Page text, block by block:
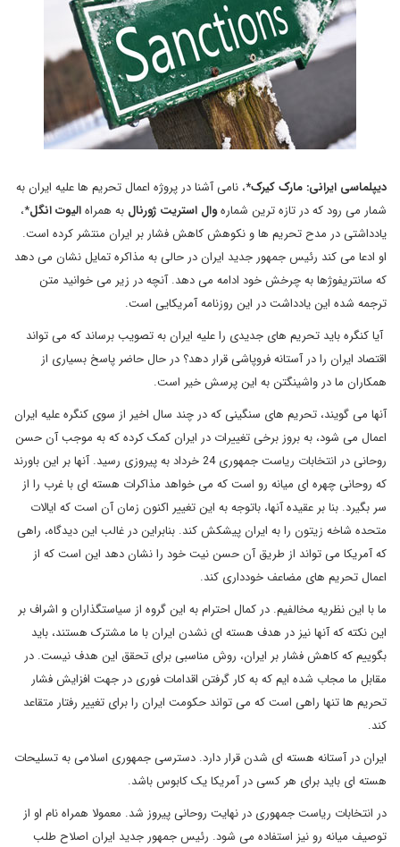
دیپلماسی ایرانی: مارک کیرک*، نامی آشنا در پروژه اعمال تحریم ها علیه ایران به
شمار می رود که در تازه ترین شمارهوال استریت ژورنال به همراهالیوت انگل*،
یادداشتی در مدح تحریم ها و نکوهش کاهش فشار بر ایران منتشر کرده است.
او ادعا می کند رئیس جمهور جدید ایران در حالی به مذاکره تمایل نشان می دهد
که سانتریفوژها به چرخش خود ادامه می دهد. آنچه در زیر می خوانید متن
ترجمه شده این یادداشت در این روزنامه آمریکایی است.
آیا کنگره باید تحریم های جدیدی را علیه ایران به تصویب برساند که می تواند
اقتصاد ایران را در آستانه فروپاشی قرار دهد؟ در حال حاضر پاسخ بسیاری از
همکاران ما در واشینگتن به این پرسش خیر است.
آنها می گویند، تحریم های سنگینی که در چند سال اخیر از سوی کنگره علیه ایران
اعمال می شود، به بروز برخی تغییرات در ایران کمک کرده که به موجب آن حسن
روحانی در انتخابات ریاست جمهوری 24 خرداد به پیروزی رسید. آنها بر این باورند
که روحانی چهره ای میانه رو است که می خواهد مذاکرات هسته ای با غرب را از
سر بگیرد. بنا بر عقیده آنها، باتوجه به این تغییر اکنون زمان آن است که ایالات
متحده شاخه زیتون را به ایران پیشکش کند. بنابراین در غالب این دیدگاه، راهی
که آمریکا می تواند از طریق آن حسن نیت خود را نشان دهد این است که از
اعمال تحریم های مضاعف خودداری کند.
ما با این نظریه مخالفیم. در کمال احترام به این گروه از سیاستگذاران و اشراف بر
این نکته که آنها نیز در هدف هسته ای نشدن ایران با ما مشترک هستند، باید
بگوییم که کاهش فشار بر ایران، روش مناسبی برای تحقق این هدف نیست. در
مقابل ما مجاب شده ایم که به کار گرفتن اقدامات فوری در جهت افزایش فشار
تحریم ها تنها راهی است که می تواند حکومت ایران را برای تغییر رفتار متقاعد
کند.
ایران در آستانه هسته ای شدن قرار دارد. دسترسی جمهوری اسلامی به تسلیحات
هسته ای باید برای هر کسی در آمریکا یک کابوس باشد.
در انتخابات ریاست جمهوری در نهایت روحانی پیروز شد. معمولا همراه نام او از
توصیف میانه رو نیز استفاده می شود. رئیس جمهور جدید ایران اصلاح طلب